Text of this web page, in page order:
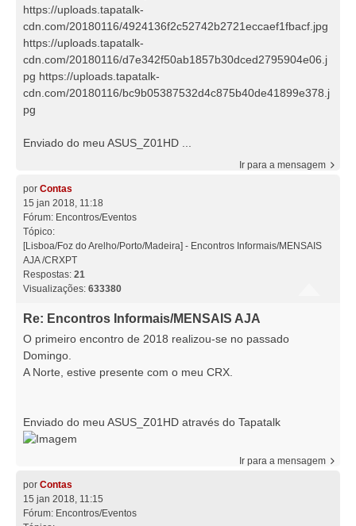
https://uploads.tapatalk-
cdn.com/20180116/4924136f2c52742b2721eccaef1fbacf.jpg
https://uploads.tapatalk-
cdn.com/20180116/d7e342f50ab1857b30dced2795904e06.j
pg https://uploads.tapatalk-
cdn.com/20180116/bc9b05387532d4c875b40de41899e378.j
pg
Enviado do meu ASUS_Z01HD ...
Ir para a mensagem
por Contas
15 jan 2018, 11:18
Fórum: Encontros/Eventos
Tópico:
[Lisboa/Foz do Arelho/Porto/Madeira] - Encontros Informais/MENSAIS
AJA /CRXPT
Respostas: 21
Visualizações: 633380
Re: Encontros Informais/MENSAIS AJA
O primeiro encontro de 2018 realizou-se no passado
Domingo.
A Norte, estive presente com o meu CRX.
Enviado do meu ASUS_Z01HD através do Tapatalk
Ir para a mensagem
por Contas
15 jan 2018, 11:15
Fórum: Encontros/Eventos